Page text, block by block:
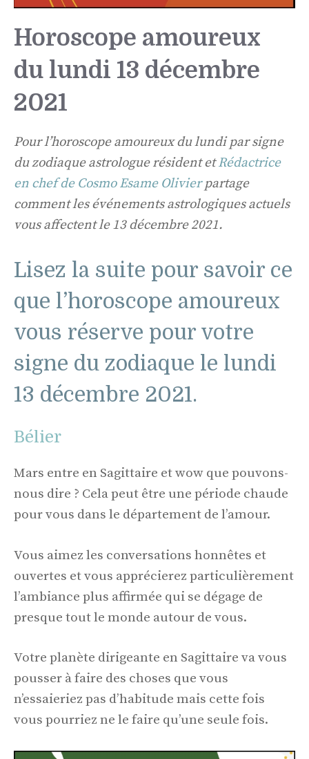
Horoscope amoureux
du lundi 13 décembre
2021
Pour l’horoscope amoureux du lundi par signe
du zodiaque astrologue résident etRédactrice
en chef de Cosmo Esame Olivierpartage
comment les événements astrologiques actuels
vous affectent le 13 décembre 2021.
Lisez la suite pour savoir ce
que l’horoscope amoureux
vous réserve pour votre
signe du zodiaque le lundi
13 décembre 2021.
Bélier
Mars entre en Sagittaire et wow que pouvons-
nous dire ? Cela peut être une période chaude
pour vous dans le département de l’amour.
Vous aimez les conversations honnêtes et
ouvertes et vous apprécierez particulièrement
l’ambiance plus affirmée qui se dégage de
presque tout le monde autour de vous.
Votre planète dirigeante en Sagittaire va vous
pousser à faire des choses que vous
n’essaieriez pas d’habitude mais cette fois
vous pourriez ne le faire qu’une seule fois.